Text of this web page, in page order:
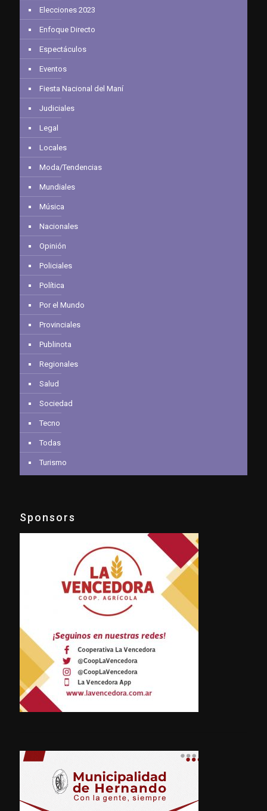
Elecciones 2023
Enfoque Directo
Espectáculos
Eventos
Fiesta Nacional del Maní
Judiciales
Legal
Locales
Moda/Tendencias
Mundiales
Música
Nacionales
Opinión
Policiales
Política
Por el Mundo
Provinciales
Publinota
Regionales
Salud
Sociedad
Tecno
Todas
Turismo
Sponsors